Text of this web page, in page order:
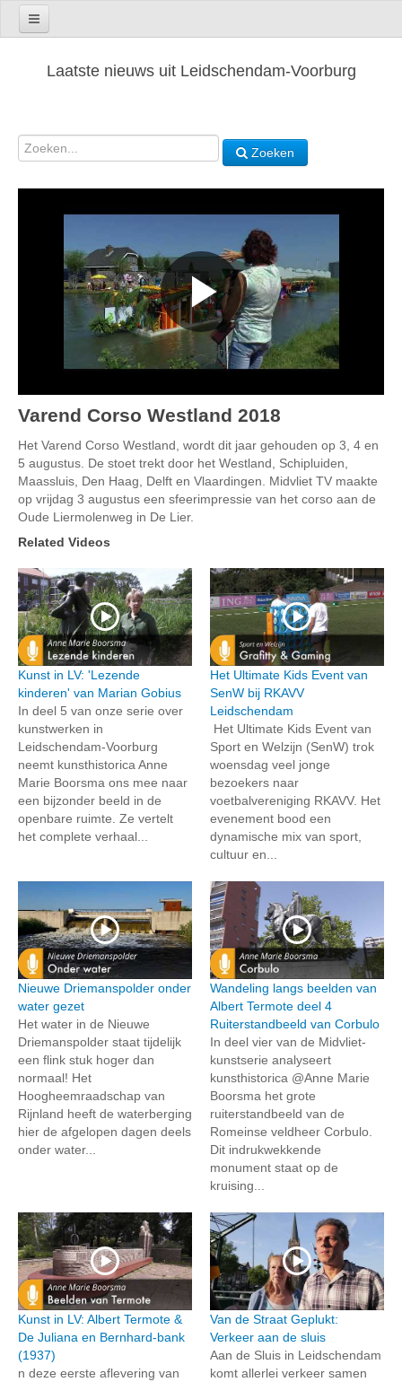
Laatste nieuws uit Leidschendam-Voorburg
Zoeken
Varend Corso Westland 2018
Het Varend Corso Westland, wordt dit jaar gehouden op 3, 4 en
5 augustus. De stoet trekt door het Westland, Schipluiden,
Maassluis, Den Haag, Delft en Vlaardingen. Midvliet TV maakte
op vrijdag 3 augustus een sfeerimpressie van het corso aan de
Oude Liermolenweg in De Lier.
Related Videos
Kunst in LV: 'Lezende
kinderen' van Marian Gobius
In deel 5 van onze serie over
kunstwerken in
Leidschendam-Voorburg
neemt kunsthistorica Anne
Marie Boorsma ons mee naar
een bijzonder beeld in de
openbare ruimte. Ze vertelt
het complete verhaal...
Het Ultimate Kids Event van
SenW bij RKAVV
Leidschendam
Het Ultimate Kids Event van
Sport en Welzijn (SenW) trok
woensdag veel jonge
bezoekers naar
voetbalvereniging RKAVV. Het
evenement bood een
dynamische mix van sport,
cultuur en...
Nieuwe Driemanspolder onder
water gezet
Het water in de Nieuwe
Driemanspolder staat tijdelijk
een flink stuk hoger dan
normaal! Het
Hoogheemraadschap van
Rijnland heeft de waterberging
hier de afgelopen dagen deels
onder water...
Wandeling langs beelden van
Albert Termote deel 4
Ruiterstandbeeld van Corbulo
In deel vier van de Midvliet-
kunstserie analyseert
kunsthistorica @Anne Marie
Boorsma het grote
ruiterstandbeeld van de
Romeinse veldheer Corbulo.
Dit indrukwekkende
monument staat op de
kruising...
Kunst in LV: Albert Termote &
De Juliana en Bernhard-bank
(1937)
n deze eerste aflevering van
Van de Straat Geplukt:
Verkeer aan de sluis
Aan de Sluis in Leidschendam
komt allerlei verkeer samen